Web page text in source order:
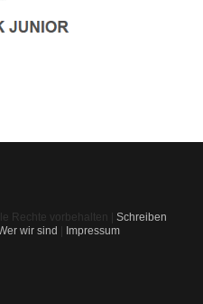
Rechte vorbehalten | Schreiben
wir sind Impressum